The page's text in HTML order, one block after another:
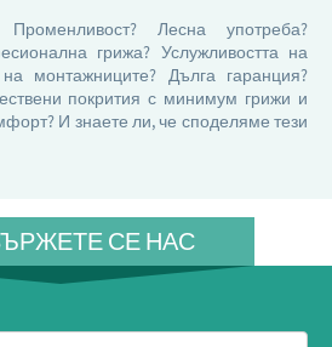
Променливост? Лесна употреба?
грижа? Услужливостта на
монтажниците? Дълга гаранция?
покрития с минимум грижи и
И знаете ли, че споделяме тези
СЕ НАС